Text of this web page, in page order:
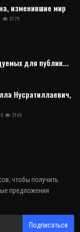
изменившие мир
5179
для публик...
Нусратиллаевич,
0 2169
чтобы получить
предложения
Подписаться